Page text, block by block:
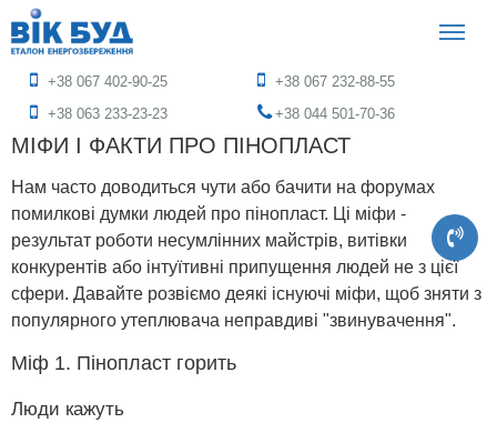
+38 067 402-90-25
+38 067 232-88-55
+38 063 233-23-23
+38 044 501-70-36
МІФИ І ФАКТИ ПРО ПІНОПЛАСТ
Нам часто доводиться чути або бачити на форумах
помилкові думки людей про пінопласт. Ці міфи -
результат роботи несумлінних майстрів, витівки
конкурентів або інтуїтивні припущення людей не з цієї
сфери. Давайте розвіємо деякі існуючі міфи, щоб зняти з
популярного утеплювача неправдиві "звинувачення".
Міф 1. Пінопласт горить
Люди кажуть